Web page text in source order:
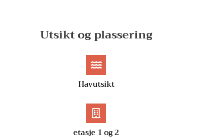
Utsikt og plassering
Havutsikt
etasje 1 og 2